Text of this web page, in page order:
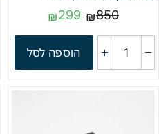
₪850
₪299
הוספה לסל